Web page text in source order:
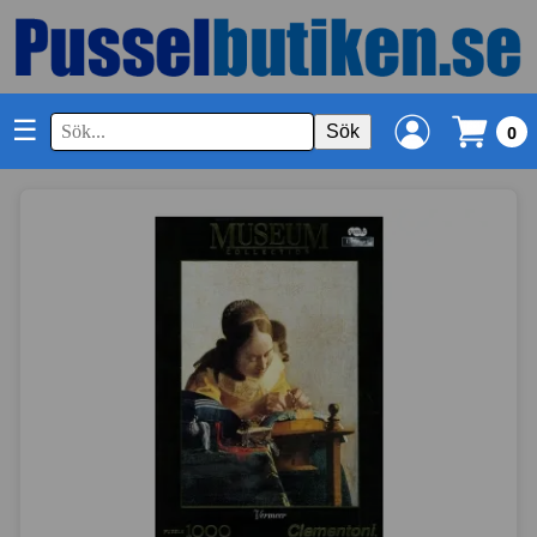
☰ Sök 0